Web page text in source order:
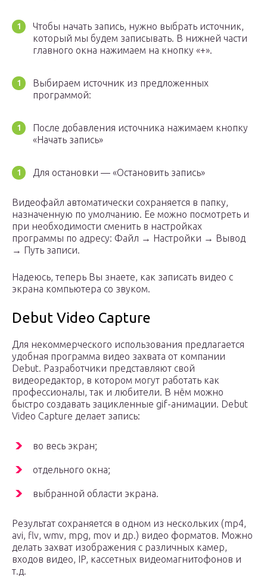
Чтобы начать запись, нужно выбрать источник,
который мы будем записывать. В нижней части
главного окна нажимаем на кнопку «+».
Выбираем источник из предложенных
программой:
После добавления источника нажимаем кнопку
«Начать запись»
Для остановки — «Остановить запись»
Видеофайл автоматически сохраняется в папку,
назначенную по умолчанию. Ее можно посмотреть и
при необходимости сменить в настройках
программы по адресу: Файл → Настройки → Вывод
→ Путь записи.
Надеюсь, теперь Вы знаете, как записать видео с
экрана компьютера со звуком.
Debut Video Capture
Для некоммерческого использования предлагается
удобная программа видео захвата от компании
Debut. Разработчики представляют свой
видеоредактор, в котором могут работать как
профессионалы, так и любители. В нём можно
быстро создавать зацикленные gif-анимации. Debut
Video Capture делает запись:
во весь экран;
отдельного окна;
выбранной области экрана.
Результат сохраняется в одном из нескольких (mp4,
avi, flv, wmv, mpg, mov и др.) видео форматов. Можно
делать захват изображения с различных камер,
входов видео, IP, кассетных видеомагнитофонов и
т.д.